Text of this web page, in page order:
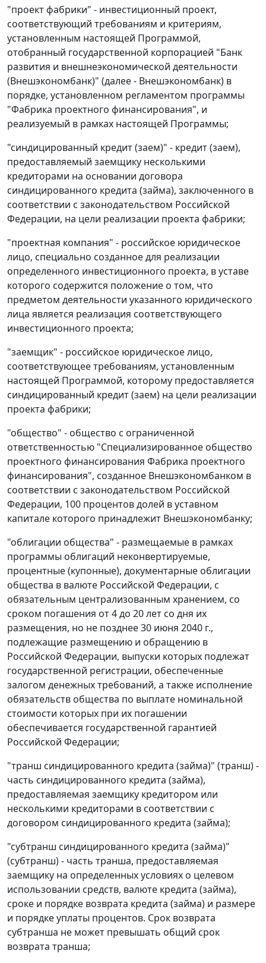
"проект фабрики" - инвестиционный проект,
соответствующий требованиям и критериям,
установленным настоящей Программой,
отобранный государственной корпорацией "Банк
развития и внешнеэкономической деятельности
(Внешэкономбанк)" (далее - Внешэкономбанк) в
порядке, установленном регламентом программы
"Фабрика проектного финансирования", и
реализуемый в рамках настоящей Программы;
"синдицированный кредит (заем)" - кредит (заем),
предоставляемый заемщику несколькими
кредиторами на основании договора
синдицированного кредита (займа), заключенного в
соответствии с законодательством Российской
Федерации, на цели реализации проекта фабрики;
"проектная компания" - российское юридическое
лицо, специально созданное для реализации
определенного инвестиционного проекта, в уставе
которого содержится положение о том, что
предметом деятельности указанного юридического
лица является реализация соответствующего
инвестиционного проекта;
"заемщик" - российское юридическое лицо,
соответствующее требованиям, установленным
настоящей Программой, которому предоставляется
синдицированный кредит (заем) на цели реализации
проекта фабрики;
"общество" - общество с ограниченной
ответственностью "Специализированное общество
проектного финансирования Фабрика проектного
финансирования", созданное Внешэкономбанком в
соответствии с законодательством Российской
Федерации, 100 процентов долей в уставном
капитале которого принадлежит Внешэкономбанку;
"облигации общества" - размещаемые в рамках
программы облигаций неконвертируемые,
процентные (купонные), документарные облигации
общества в валюте Российской Федерации, с
обязательным централизованным хранением, со
сроком погашения от 4 до 20 лет со дня их
размещения, но не позднее 30 июня 2040 г.,
подлежащие размещению и обращению в
Российской Федерации, выпуски которых подлежат
государственной регистрации, обеспеченные
залогом денежных требований, а также исполнение
обязательств общества по выплате номинальной
стоимости которых при их погашении
обеспечивается государственной гарантией
Российской Федерации;
"транш синдицированного кредита (займа)" (транш) -
часть синдицированного кредита (займа),
предоставляемая заемщику кредитором или
несколькими кредиторами в соответствии с
договором синдицированного кредита (займа);
"субтранш синдицированного кредита (займа)"
(субтранш) - часть транша, предоставляемая
заемщику на определенных условиях о целевом
использовании средств, валюте кредита (займа),
сроке и порядке возврата кредита (займа) и размере
и порядке уплаты процентов. Срок возврата
субтранша не может превышать общий срок
возврата транша;